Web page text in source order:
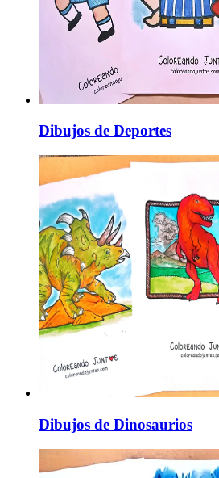
Dibujos de Deportes
Dibujos de Dinosaurios